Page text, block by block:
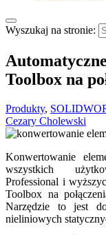
Wyszukaj na stronie:
Toolbox na
Produkty,
Cezary Cholewski
Konwertowanie
wszystkich
Professional i
Toolbox na
Narzędzie to jest
nieliniowych